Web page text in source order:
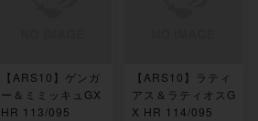
【ARS10】ゲンガ
ー＆ミミッキュGX
HR 113/095
【ARS10】ラティ
アス＆ラティオスG
X HR 114/095